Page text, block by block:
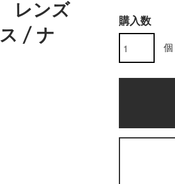
ンズ
/ ナ
購入数
個